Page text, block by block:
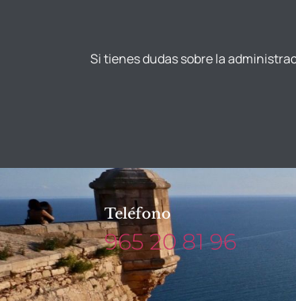
Si tienes dudas sobre la
Teléfono
965 20 81 96